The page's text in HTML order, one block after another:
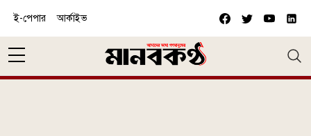
ই-পেপার আর্কাইভ